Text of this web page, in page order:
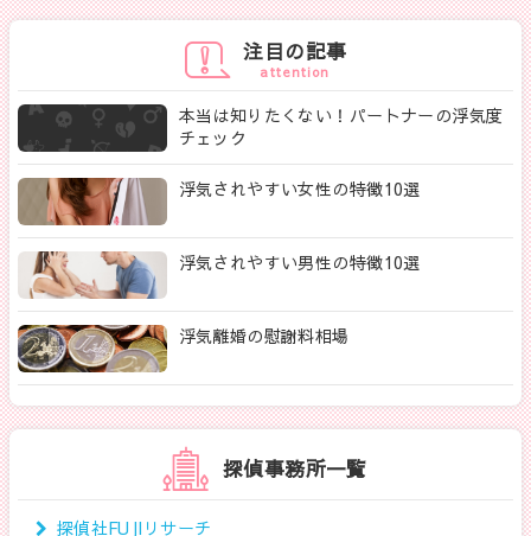
注目の記事
attention
本当は知りたくない！パートナーの浮気度
チェック
浮気されやすい女性の特徴10選
浮気されやすい男性の特徴10選
浮気離婚の慰謝料相場
探偵事務所一覧
探偵社FUJIリサーチ